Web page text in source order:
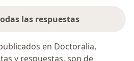
las respuestas
en Doctoralia,
y respuestas, son de